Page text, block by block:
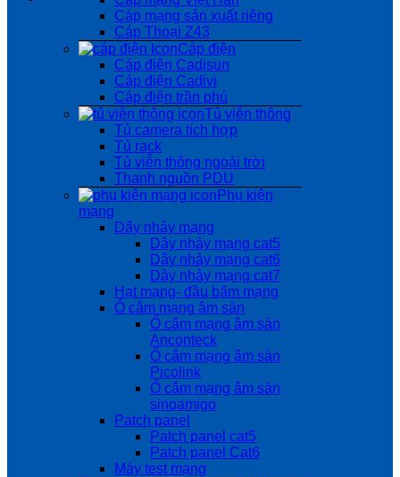
Cáp mạng sản xuất riêng
Cáp Thoại Z43
Cáp điện
Cáp điện Cadisun
Cáp điện Cadivi
Cáp điện trần phú
Tủ viễn thông
Tủ camera tích hợp
Tủ rack
Tủ viễn thông ngoài trời
Thanh nguồn PDU
Phụ kiện
mạng
Dẩy nhảy mạng
Dây nhảy mạng cat5
Dây nhảy mạng cat6
Dây nhảy mạng cat7
Hạt mạng- đầu bấm mạng
Ổ cắm mạng âm sàn
Ổ cắm mạng âm sàn
Anconteck
Ổ cắm mạng âm sàn
Picolink
Ổ cắm mạng âm sàn
sinoamigo
Patch panel
Patch panel cat5
Patch panel Cat6
Máy test mạng